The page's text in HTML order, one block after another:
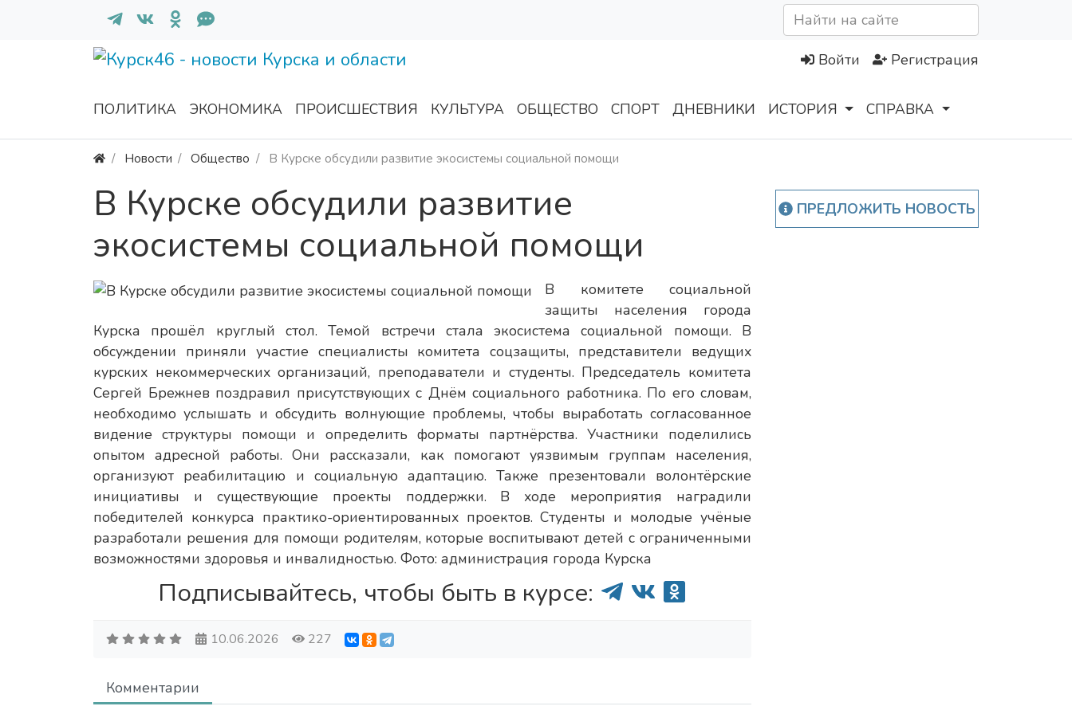
Войти Регистрация
ПОЛИТИКА ЭКОНОМИКА ПРОИСШЕСТВИЯ КУЛЬТУРА ОБЩЕСТВО СПОРТ ДНЕВНИКИ ИСТОРИЯ СПРАВКА
Новости Общество В Курске обсудили развитие экосистемы социальной помощи
В Курске обсудили развитие
экосистемы социальной помощи
В комитете социальной
защиты населения города
Курска прошёл круглый стол. Темой встречи стала экосистема социальной помощи. В
обсуждении приняли участие специалисты комитета соцзащиты, представители ведущих
курских некоммерческих организаций, преподаватели и студенты. Председатель комитета
Сергей Брежнев поздравил присутствующих с Днём социального работника. По его словам,
необходимо услышать и обсудить волнующие проблемы, чтобы выработать согласованное
видение структуры помощи и определить форматы партнёрства. Участники поделились
опытом адресной работы. Они рассказали, как помогают уязвимым группам населения,
организуют реабилитацию и социальную адаптацию. Также презентовали волонтёрские
инициативы и существующие проекты поддержки. В ходе мероприятия наградили
победителей конкурса практико-ориентированных проектов. Студенты и молодые учёные
разработали решения для помощи родителям, которые воспитывают детей с ограниченными
возможностями здоровья и инвалидностью. Фото: администрация города Курска
Подписывайтесь, чтобы быть в курсе:
10.06.2026 227
Комментарии
ПРЕДЛОЖИТЬ НОВОСТЬ